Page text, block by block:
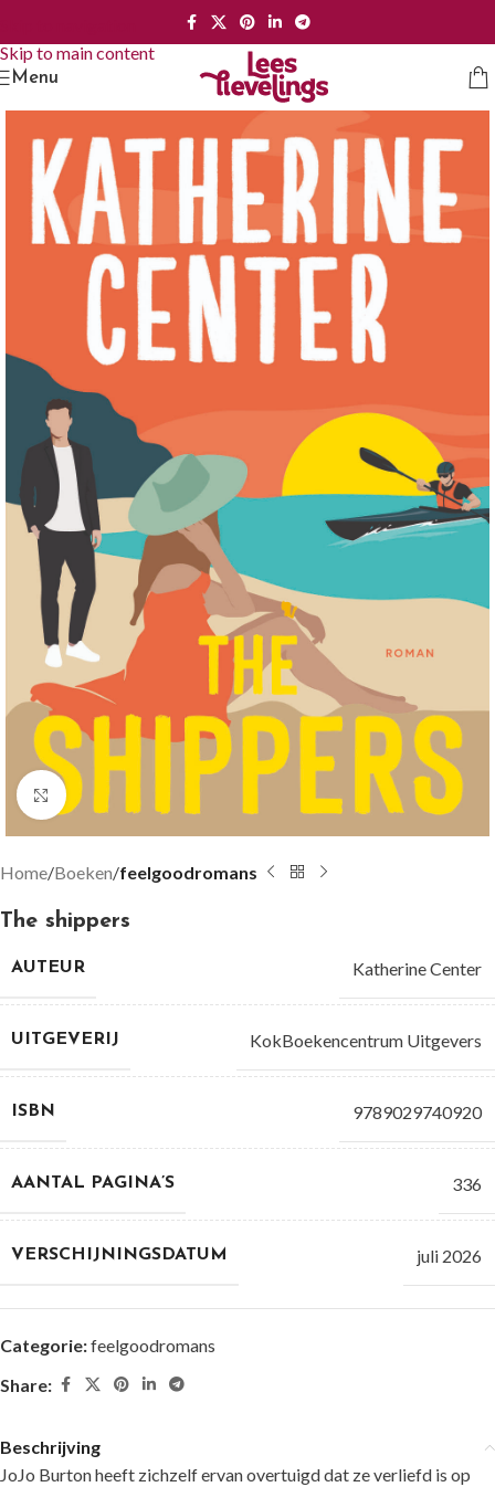
Skip to main content
Menu
Groter bekijken
Home Boeken feelgoodromans
The shippers
AUTEUR Katherine Center
UITGEVERIJ KokBoekencentrum Uitgevers
ISBN 9789029740920
AANTAL PAGINA’S 336
VERSCHIJNINGSDATUM juli 2026
Categorie:feelgoodromans
Share:
Beschrijving
JoJo Burton heeft zichzelf ervan overtuigd dat ze verliefd is op